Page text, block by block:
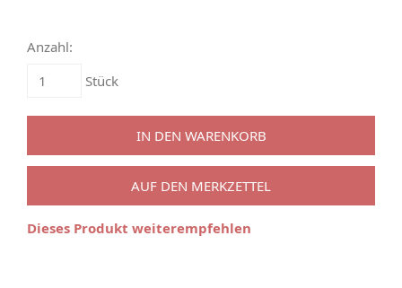
Anzahl:
Stück
IN DEN WARENKORB
AUF DEN MERKZETTEL
Dieses Produkt weiterempfehlen